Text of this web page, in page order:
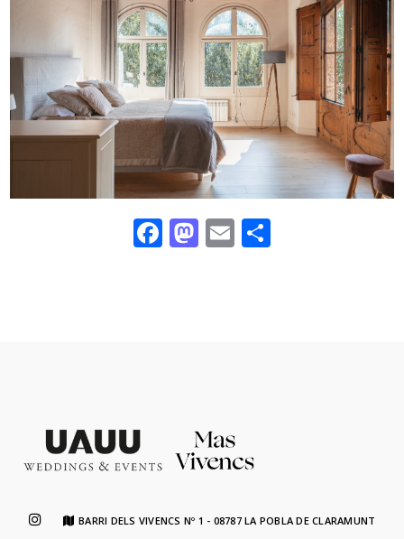
Facebook
Mastodon
Email
BARRI DELS VIVENCS Nº 1 - 08787 LA POBLA DE CLARAMUNT